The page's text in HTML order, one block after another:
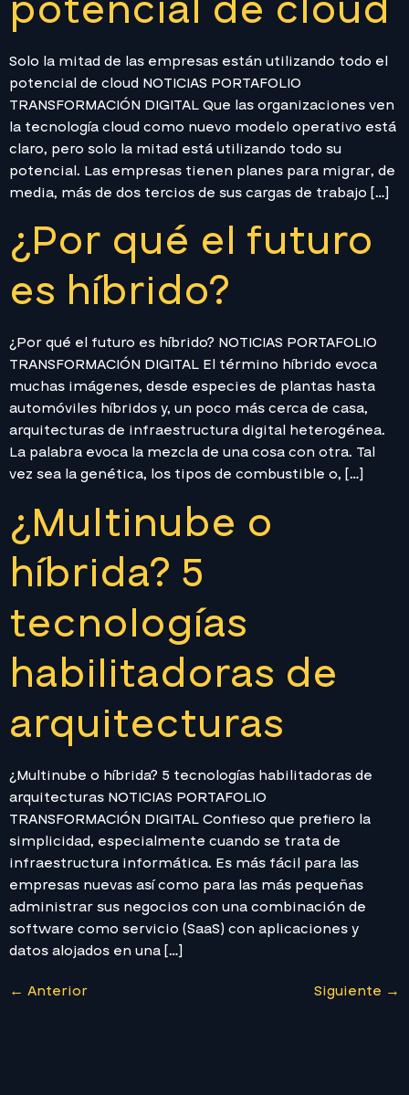
Solo la mitad de las empresas están utilizando todo el
potencial de cloud NOTICIAS PORTAFOLIO
TRANSFORMACIÓN DIGITAL Que las organizaciones ven
la tecnología cloud como nuevo modelo operativo está
claro, pero solo la mitad está utilizando todo su
potencial. Las empresas tienen planes para migrar, de
media, más de dos tercios de sus cargas de trabajo […]
¿Por qué el futuro
es híbrido?
¿Por qué el futuro es híbrido? NOTICIAS PORTAFOLIO
TRANSFORMACIÓN DIGITAL El término híbrido evoca
muchas imágenes, desde especies de plantas hasta
automóviles híbridos y, un poco más cerca de casa,
arquitecturas de infraestructura digital heterogénea.
La palabra evoca la mezcla de una cosa con otra. Tal
vez sea la genética, los tipos de combustible o, […]
¿Multinube o
híbrida? 5
tecnologías
habilitadoras de
arquitecturas
¿Multinube o híbrida? 5 tecnologías habilitadoras de
arquitecturas NOTICIAS PORTAFOLIO
TRANSFORMACIÓN DIGITAL Confieso que prefiero la
simplicidad, especialmente cuando se trata de
infraestructura informática. Es más fácil para las
empresas nuevas así como para las más pequeñas
administrar sus negocios con una combinación de
software como servicio (SaaS) con aplicaciones y
datos alojados en una […]
← Anterior Siguiente →